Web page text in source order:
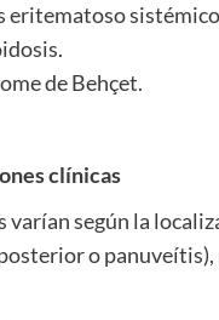
eritematoso
de Behçet.
clínicas
varían según la
o panuveítis),